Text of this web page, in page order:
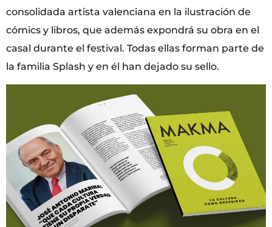
consolidada artista valenciana en la ilustración de
cómics y libros, que además expondrá su obra en el
casal durante el festival. Todas ellas forman parte de
la familia Splash y en él han dejado su sello.